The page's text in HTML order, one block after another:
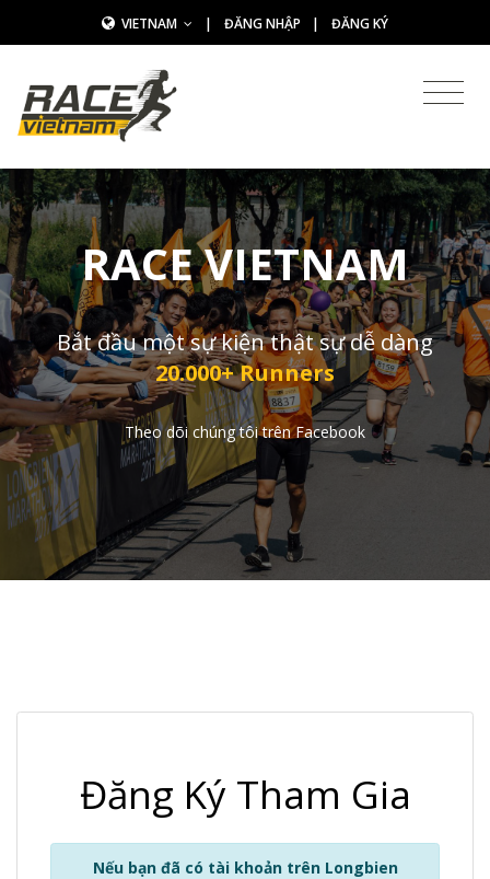
VIETNAM | ĐĂNG NHẬP | ĐĂNG KÝ
RACE VIETNAM
Bắt đầu một sự kiện thật sự dễ dàng
20.000+ Runners
Theo dõi chúng tôi trên Facebook
Đăng Ký Tham Gia
Nếu bạn đã có tài khoản trên Longbien